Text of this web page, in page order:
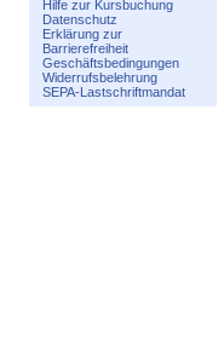
Hilfe zur Kursbuchung
Datenschutz
Erklärung zur
Barrierefreiheit
Geschäftsbedingungen
Widerrufsbelehrung
SEPA-Lastschriftmandat